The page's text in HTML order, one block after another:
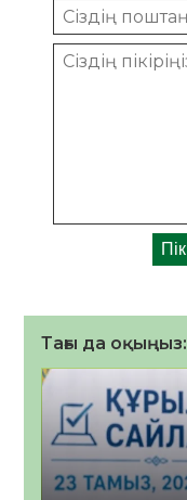
Тағы да оқыңыз: